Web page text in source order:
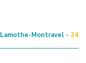
Lamothe-Montravel - 24